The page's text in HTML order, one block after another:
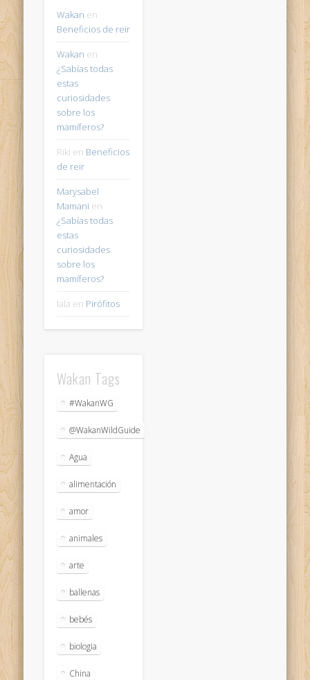
Wakan en
Beneficios de reir
Wakan en
¿Sabías todas
estas
curiosidades
sobre los
mamíferos?
Riki en Beneficios
de reir
Marysabel
Mamani en
¿Sabías todas
estas
curiosidades
sobre los
mamíferos?
lala en Pirófitos
Wakan Tags
#WakanWG
@WakanWildGuide
Agua
alimentación
amor
animales
arte
ballenas
bebés
biologia
China